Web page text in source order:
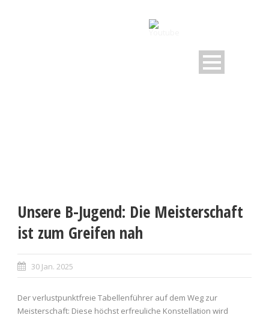
Unsere B-Jugend: Die Meisterschaft
ist zum Greifen nah
30 Jan. 2025
Der verlustpunktfreie Tabellenführer auf dem Weg zur
Meisterschaft: Diese höchst erfreuliche Konstellation wird